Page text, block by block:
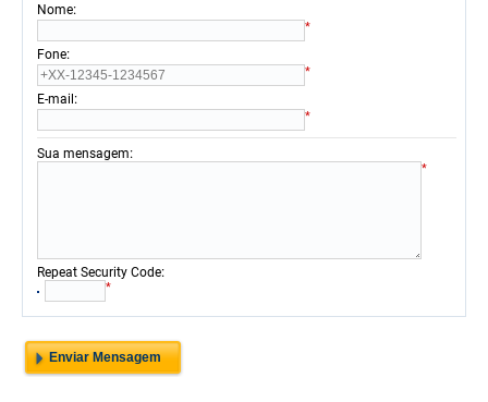
Nome:
*
Fone:
*
E-mail :
*
Sua mensagem:
*
Repeat Security Code:
*